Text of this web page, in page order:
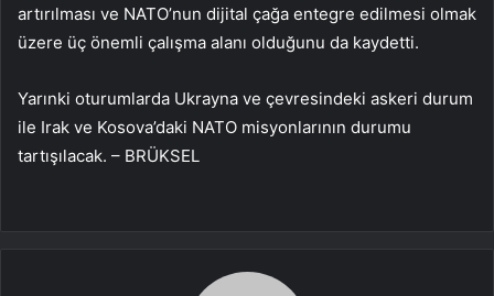
artırılması ve NATO’nun dijital çağa entegre edilmesi olmak
üzere üç önemli çalışma alanı olduğunu da kaydetti.
Yarınki oturumlarda Ukrayna ve çevresindeki askeri durum
ile Irak ve Kosova’daki NATO misyonlarının durumu
tartışılacak. – BRÜKSEL